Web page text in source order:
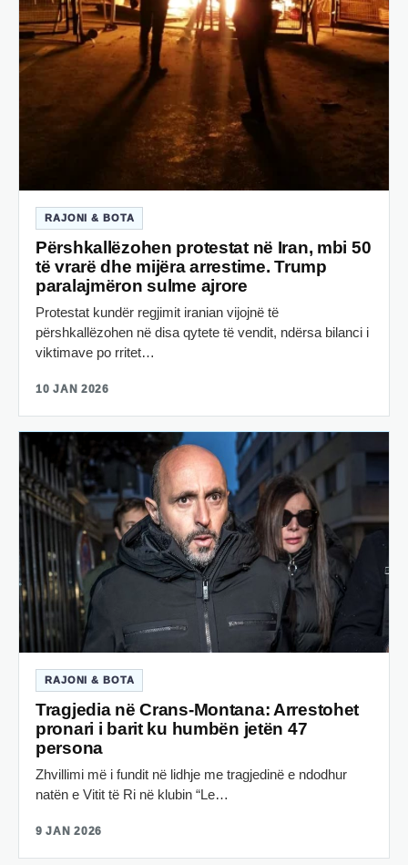
RAJONI & BOTA
Përshkallëzohen protestat në Iran, mbi 50
të vrarë dhe mijëra arrestime. Trump
paralajmëron sulme ajrore
Protestat kundër regjimit iranian vijojnë të
përshkallëzohen në disa qytete të vendit, ndërsa bilanci i
viktimave po rritet…
10 JAN 2026
RAJONI & BOTA
Tragjedia në Crans-Montana: Arrestohet
pronari i barit ku humbën jetën 47
persona
Zhvillimi më i fundit në lidhje me tragjedinë e ndodhur
natën e Vitit të Ri në klubin “Le…
9 JAN 2026